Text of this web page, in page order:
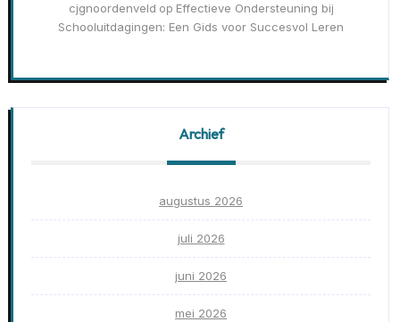
cjgnoordenveld op Effectieve Ondersteuning bij
Schooluitdagingen: Een Gids voor Succesvol Leren
Archief
augustus 2026
juli 2026
juni 2026
mei 2026